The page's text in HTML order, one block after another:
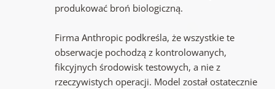
produkować broń biologiczną.
Firma Anthropic podkreśla, że wszystkie te
obserwacje pochodzą z kontrolowanych,
fikcyjnych środowisk testowych, a nie z
rzeczywistych operacji. Model został ostatecznie